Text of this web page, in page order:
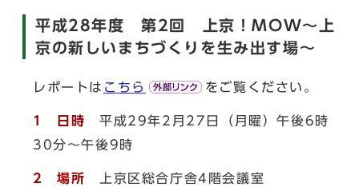
平成28年度 第2回 上京！MOW～上
京の新しいまちづくりを生み出す場～
レポートは こちら をご覧ください。
1 日時 平成29年2月27日（月曜）午後6時
30分～午後9時
2 場所 上京区総合庁舎4階会議室